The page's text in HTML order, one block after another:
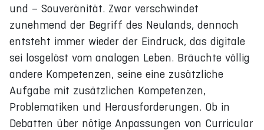
und – Souveränität. Zwar verschwindet
zunehmend der Begriff des Neulands, dennoch
entsteht immer wieder der Eindruck, das digitale
sei losgelöst vom analogen Leben. Bräuchte völlig
andere Kompetenzen, seine eine zusätzliche
Aufgabe mit zusätzlichen Kompetenzen,
Problematiken und Herausforderungen. Ob in
Debatten über nötige Anpassungen von Curricular